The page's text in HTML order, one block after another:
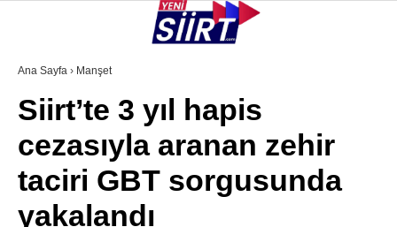
VİDEO
KURTALAN
ERUH
BAYKAN
Ana Sayfa › Manşet
Siirt’te 3 yıl hapis
cezasıyla aranan zehir
taciri GBT sorgusunda
yakalandı